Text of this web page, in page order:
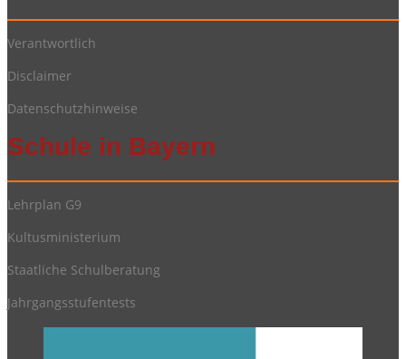
Verantwortlich
Disclaimer
Datenschutzhinweise
Schule in Bayern
Lehrplan G9
Kultusministerium
Staatliche Schulberatung
Jahrgangsstufentests